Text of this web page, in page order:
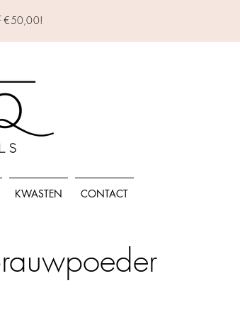
€50,00!
KWASTEN CONTACT